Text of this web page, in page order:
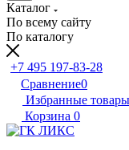
Каталог
По всему сайту
По каталогу
+7 495 197-83-28
Сравнение0
Избранные товары
Корзина 0